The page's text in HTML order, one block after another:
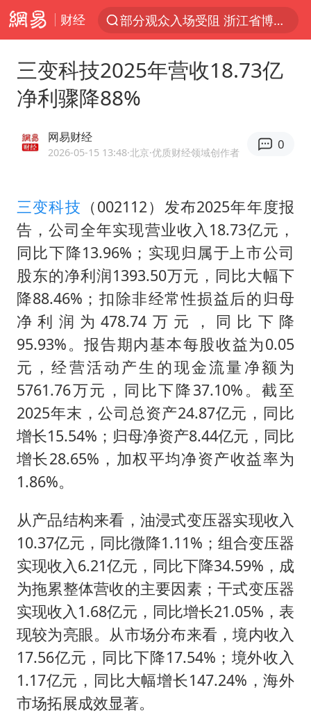
财经
部分观众入场受阻 浙江省博物馆致歉
青海拉面告别“兰州拉面”
U17国足三战全胜
法国下周开始禁止未经同意的电话营销
巡查组提问 工作人员偷用手机查答案
看守所辅警收受10万获刑1年
宇树科技 打新
多地要求领导干部带头休假
80后女柜员逆袭成4200亿银行副行长
吉林一“温度计大楼”读数爆表
房主任回应争议
把党建设得更加坚强有力
村民谈“梅姨”：叫的其实是“媒姨”
东方甄选被判赔偿江小白30万元
中国养老床位“三连降”
三变科技2025年营收18.73亿
净利骤降88%
网易财经
2026-05-15 13:48·北京·优质财经领域创作者
0
三变科技 （002112）发布2025年年度报
告，公司全年实现营业收入18.73亿元，
同比下降13.96%；实现归属于上市公司
股东的净利润1393.50万元，同比大幅下
降88.46%；扣除非经常性损益后的归母
净利润为478.74万元，同比下降
95.93%。报告期内基本每股收益为0.05
元，经营活动产生的现金流量净额为
5761.76万元，同比下降37.10%。截至
2025年末，公司总资产24.87亿元，同比
增长15.54%；归母净资产8.44亿元，同比
增长28.65%，加权平均净资产收益率为
1.86%。
从产品结构来看，油浸式变压器实现收入
10.37亿元，同比微降1.11%；组合变压器
实现收入6.21亿元，同比下降34.59%，成
为拖累整体营收的主要因素；干式变压器
实现收入1.68亿元，同比增长21.05%，表
现较为亮眼。从市场分布来看，境内收入
17.56亿元，同比下降17.54%；境外收入
1.17亿元，同比大幅增长147.24%，海外
市场拓展成效显著。